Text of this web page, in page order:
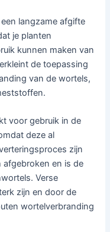
langzame afgifte
je planten
kunnen maken van
de toepassing
van de wortels,
voor gebruik in de
deze al
zijn
afgebroken en is de
Verse
zijn en door de
wortelverbranding